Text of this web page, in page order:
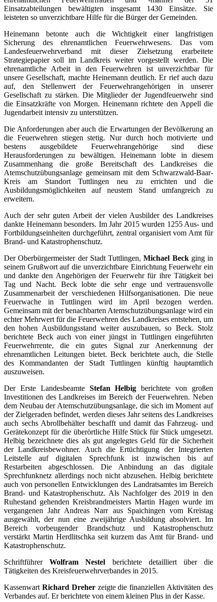
Einsatzabteilungen bewältigten insgesamt 1430 Einsätze. Sie
leisteten so unverzichtbare Hilfe für die Bürger der Gemeinden.
Heinemann betonte auch die Wichtigkeit einer langfristigen
Sicherung des ehrenamtlichen Feuerwehrwesens. Das vom
Landesfeuerwehrverband mit dieser Zielsetzung erarbeitete
Strategiepapier soll im Landkreis weiter vorgestellt werden. Die
ehrenamtliche Arbeit in den Feuerwehren ist unverzichtbar für
unsere Gesellschaft, machte Heinemann deutlich. Er rief auch dazu
auf, den Stellenwert der Feuerwehrangehörigen in unserer
Gesellschaft zu stärken. Die Mitglieder der Jugendfeuerwehr sind
die Einsatzkräfte von Morgen. Heinemann richtete den Appell die
Jugendarbeit intensiv zu unterstützen.
Die Anforderungen aber auch die Erwartungen der Bevölkerung an
die Feuerwehren stiegen stetig. Nur durch hoch motivierte und
bestens ausgebildete Feuerwehrangehörige sind diese
Herausforderungen zu bewältigen. Heinemann lobte in diesem
Zusammenhang die große Bereitschaft des Landkreises die
Atemschutzübungsanlage gemeinsam mit dem Schwarzwald-Baar-
Kreis am Standort Tuttlingen neu zu errichten und die
Ausbildungsmöglichkeiten auf neustem Stand umfangreich zu
erweitern.
Auch der sehr guten Arbeit der vielen Ausbilder des Landkreises
dankte Heinemann besonders. Im Jahr 2015 wurden 1255 Aus- und
Fortbildungseinheiten durchgeführt, zentral organisiert vom Amt für
Brand- und Katastrophenschutz.
Der Oberbürgermeister der Stadt Tuttlingen,Michael Beckging in
seinem Grußwort auf die unverzichtbare Einrichtung Feuerwehr ein
und dankte den Angehörigen der Feuerwehr für ihre Tätigkeit bei
Tag und Nacht. Beck lobte die sehr enge und vertrauensvolle
Zusammenarbeit der verschiedenen Hilfsorganisationen. Die neue
Feuerwache in Tuttlingen wird im April bezogen werden.
Gemeinsam mit der benachbarten Atemschutzübungsanlage wird ein
echter Mehrwert für die Feuerwehren des Landkreises entstehen, um
den hohen Ausbildungsstand weiter auszubauen, so Beck. Stolz
berichtete Beck auch von einer jüngst in Tuttlingen eingeführten
Feuerwehrrente, die ein gutes Signal zur Anerkennung der
ehrenamtlichen Leitungen bietet. Beck berichtete auch, die Stelle
des Kommandanten der Stadt Tuttlingen künftig hauptamtlich
auszuweisen.
Der Erste Landesbeamte Stefan Helbig berichtete von großen
Investitionen des Landkreises im Bereich der Feuerwehren. Neben
dem Neubau der Atemschutzübungsanlage, die sich im Moment auf
der Zielgeraden befindet, werden dieses Jahr seitens des Landkreises
auch sechs Abrollbehälter beschafft und damit das Fahrzeug- und
Gerätekonzept für die überörtliche Hilfe Stück für Stück umgesetzt.
Helbig bezeichnete dies als gut angelegtes Geld für die Sicherheit
der Landkreisbewohner. Auch die Ertüchtigung der Integrierten
Leitstelle auf digitalen Sprechfunk ist inzwischen bis auf
Restarbeiten abgeschlossen. Die Anbindung an das digitale
Sprechfunknetz allerdings noch nicht abzusehen. Helbig berichtete
auch von personellen Entwicklungen des Landratsamtes im Bereich
Brand- und Katastrophenschutz. Als Nachfolger des 2019 in den
Ruhestand gehenden Kreisbrandmeisters Martin Hagen wurde im
vergangenen Jahr Andreas Narr aus Spaichingen vom Kreistag
ausgewählt, der nun eine zweijährige Ausbildung absolviert. Im
Bereich vorbeugender Brandschutz und Katastrophenschutz
verstärkt Martin Herdlitschka seit kurzem das Amt für Brand- und
Katastrophenschutz.
SchriftführerWolfram Nestel berichtete detailliert über die
Tätigkeiten des Kreisfeuerwehrverbandes in 2015.
Kassenwart Richard Dreherzeigte die finanziellen Aktivitäten des
Verbandes auf. Er berichtete von einem kleinen Plus in der Kasse.